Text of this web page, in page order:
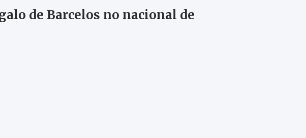
de Barcelos no nacional de